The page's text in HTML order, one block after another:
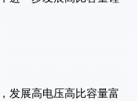
发展高电压高比容量富